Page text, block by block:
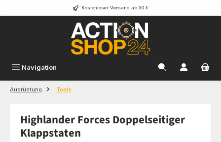
Zum Hauptinhalt springen Kostenloser Versand ab 50 €
Navigation
Ausrüstung Tools
Highlander Forces Doppelseitiger
Klappstaten